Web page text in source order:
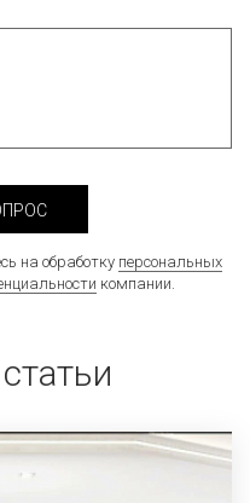
на обработку персональных
компании.